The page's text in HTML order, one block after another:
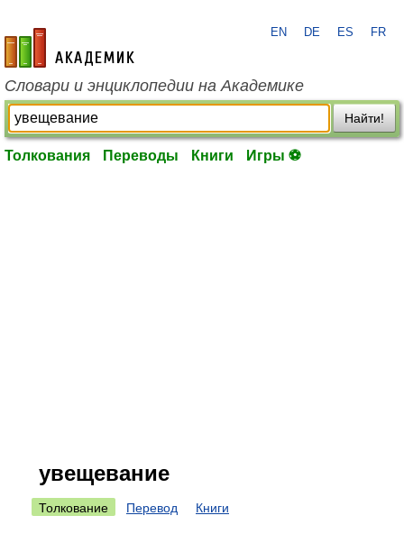
academic.ru
EN DE ES FR
Словари и энциклопедии на Академике
Найти!
Толкования Переводы Книги Игры ⚽
увещевание
Толкование Перевод Книги